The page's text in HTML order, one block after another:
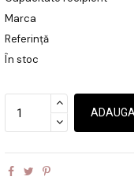
Marca
Referință
În stoc